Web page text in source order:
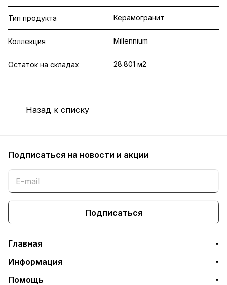
Тип продукта Керамогранит
Коллекция Millennium
Остаток на складах 28.801 м2
Назад к списку
Подписаться на новости и акции
Подписаться
Главная
Информация
Помощь